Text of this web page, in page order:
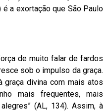
a exortação que São Paulo
de muito falar de fardos
sob o impulso da graça.
graça divina com mais atos
mais frequentes, mais
(AL, 134). Assim, à